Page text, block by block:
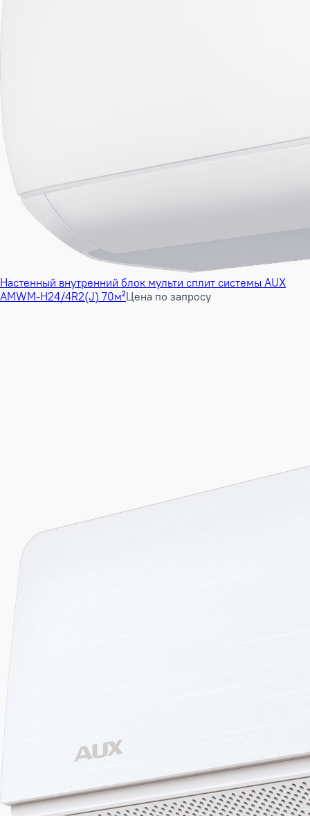
Настенный внутренний блок мульти сплит системы AUX
AMWM-H24/4R2(J) 70м²Цена по запросу